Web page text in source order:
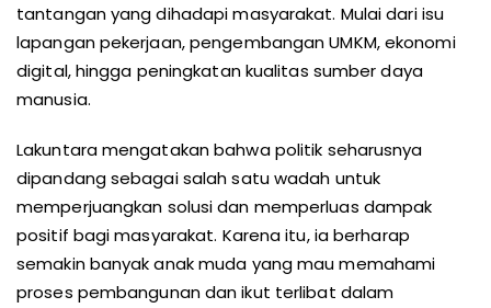
tantangan yang dihadapi masyarakat. Mulai dari isu
lapangan pekerjaan, pengembangan UMKM, ekonomi
digital, hingga peningkatan kualitas sumber daya
manusia.
Lakuntara mengatakan bahwa politik seharusnya
dipandang sebagai salah satu wadah untuk
memperjuangkan solusi dan memperluas dampak
positif bagi masyarakat. Karena itu, ia berharap
semakin banyak anak muda yang mau memahami
proses pembangunan dan ikut terlibat dalam